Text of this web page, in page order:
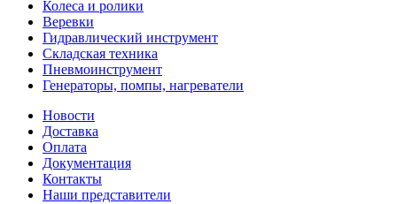
Колеса и ролики
Веревки
Гидравлический инструмент
Складская техника
Пневмоинструмент
Генераторы, помпы, нагреватели
Новости
Доставка
Оплата
Документация
Контакты
Наши представители